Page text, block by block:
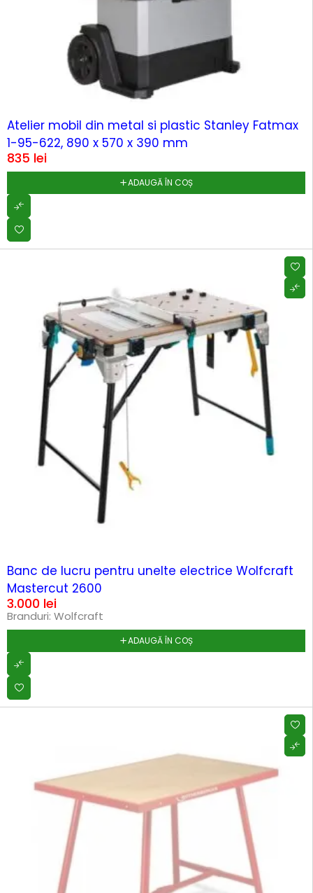
Atelier mobil din metal si plastic Stanley Fatmax
1-95-622, 890 x 570 x 390 mm
835 lei
ADAUGĂ ÎN COȘ
Banc de lucru pentru unelte electrice Wolfcraft
Mastercut 2600
3.000 lei
Branduri: Wolfcraft
ADAUGĂ ÎN COȘ